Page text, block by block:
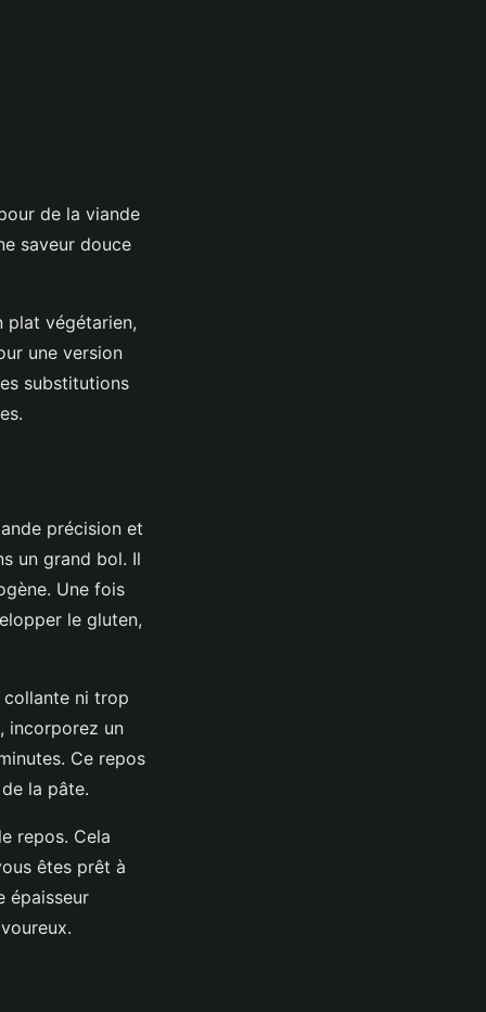
de la viande
saveur douce
plat végétarien,
une version
substitutions
précision et
un grand bol. Il
Une fois
le gluten,
ni trop
incorporez un
Ce repos
la pâte.
repos. Cela
êtes prêt à
épaisseur